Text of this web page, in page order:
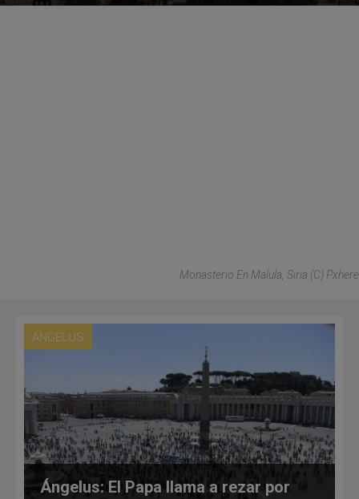
Monasterio En Malula, Siria (C) Pxhere
ANGELUS
Ángelus: El Papa llama a rezar por